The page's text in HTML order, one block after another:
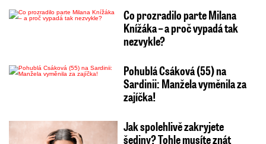
Co prozradilo parte Milana
Knížáka – a proč vypadá tak
nezvykle?
Pohublá Csáková (55) na
Sardinii: Manžela vyměnila za
zajíčka!
Jak spolehlivě zakryjete
šediny? Tohle musíte znát